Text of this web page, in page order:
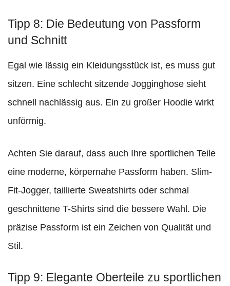
Tipp 8: Die Bedeutung von Passform
und Schnitt
Egal wie lässig ein Kleidungsstück ist, es muss gut
sitzen. Eine schlecht sitzende Jogginghose sieht
schnell nachlässig aus. Ein zu großer Hoodie wirkt
unförmig.
Achten Sie darauf, dass auch Ihre sportlichen Teile
eine moderne, körpernahe Passform haben. Slim-
Fit-Jogger, taillierte Sweatshirts oder schmal
geschnittene T-Shirts sind die bessere Wahl. Die
präzise Passform ist ein Zeichen von Qualität und
Stil.
Tipp 9: Elegante Oberteile zu sportlichen